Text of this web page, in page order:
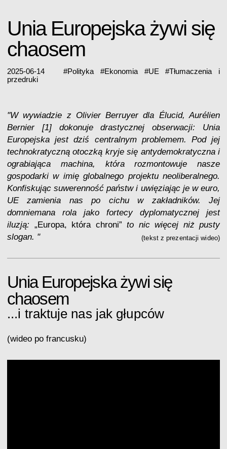
Unia Europejska żywi się
chaosem
2025-06-14 #Polityka #Ekonomia #UE #Tłumaczenia i
przedruki
"W wywiadzie z Olivier Berruyer dla Élucid, Aurélien
Bernier [1] dokonuje drastycznej obserwacji: Unia
Europejska jest dziś centralnym problemem. Pod jej
technokratyczną otoczką kryje się antydemokratyczna i
ograbiająca machina, która rozmontowuje nasze
gospodarki w imię globalnego projektu neoliberalnego.
Konfiskując suwerenność państw i uwięziając je w euro,
UE zamienia nas po cichu w zakładników. Jej
domniemana rola jako fortecy dyplomatycznej jest
iluzją: „Europa, która chroni” to nic więcej niż pusty
slogan. " (tekst z prezentacji wideo)
Unia Europejska żywi się
chaosem
...i traktuje nas jak głupców
(wideo po francusku)